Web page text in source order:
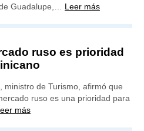
Guadalupe,… Leer más
ruso es prioridad
ministro de Turismo, afirmó que
ruso es una prioridad para
más